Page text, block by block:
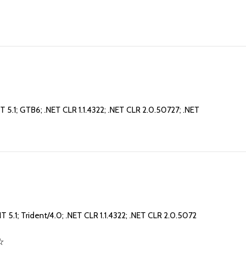
GTB6; .NET CLR 1.1.4322; .NET CLR 2.0.50727; .NET
Trident/4.0; .NET CLR 1.1.4322; .NET CLR 2.0.5072